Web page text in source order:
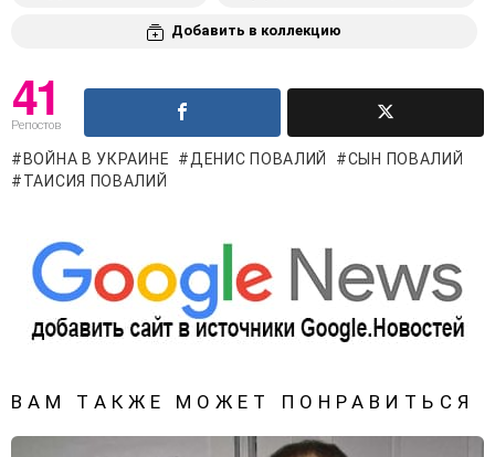
Добавить в коллекцию
41
Репостов
ВОЙНА В УКРАИНЕ ДЕНИС ПОВАЛИЙ
СЫН ПОВАЛИЙ
ТАИСИЯ ПОВАЛИЙ
ВАМ ТАКЖЕ МОЖЕТ ПОНРАВИТЬСЯ